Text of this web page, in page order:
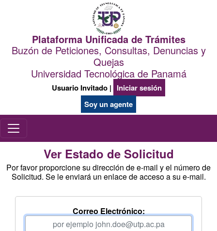
Plataforma Unificada de Trámites
Buzón de Peticiones, Consultas, Denuncias y
Quejas
Universidad Tecnológica de Panamá
Usuario Invitado | Iniciar sesión
Soy un agente
Ver Estado de Solicitud
Por favor proporcione su dirección de e-mail y el número de
Solicitud. Se le enviará un enlace de acceso a su e-mail.
Correo Electrónico: